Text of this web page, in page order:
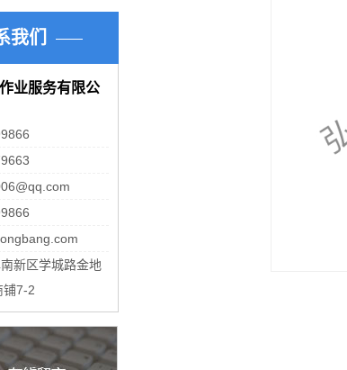
我们
业服务有限公
新区学城路金地
铺7-2